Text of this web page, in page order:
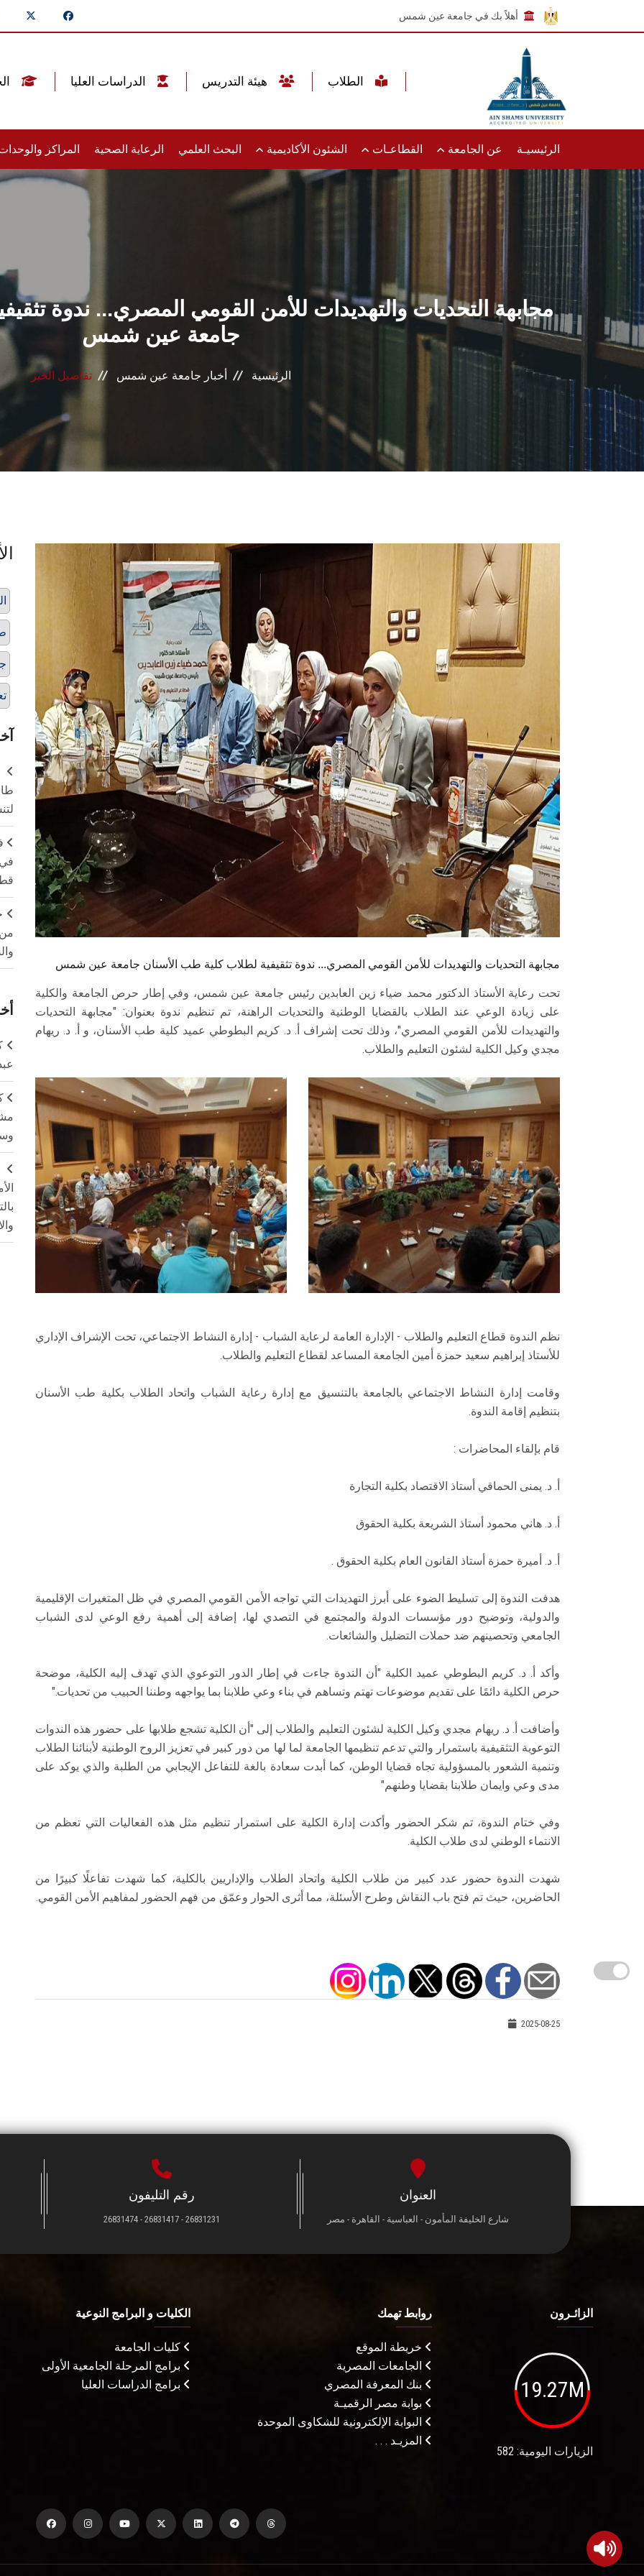
أهلاً بك في جامعة عين شمس
الرئيسيـة عن الجامعة القطاعـات الشئون الأكاديمية البحث العلمي الرعاية الصحية المراكز
مجابهة التحديات والتهديدات للأمن القومي المصري... ندوة
جامعة عين شمس
الرئيسية أخبار جامعة عين شمس تفاصيل الخبر
مجابهة التحديات والتهديدات للأمن القومي المصري... ندوة تثقيفية لطلاب كلية طب الأسنان جامعة عين شمس
تحت رعاية الأستاذ الدكتور محمد ضياء زين العابدين رئيس جامعة عين شمس، وفي إطار حرص الجامعة والكلية
على زيادة الوعي عند الطلاب بالقضايا الوطنية والتحديات الراهنة، تم تنظيم ندوة بعنوان: "مجابهة التحديات
والتهديدات للأمن القومي المصري"، وذلك تحت إشراف أ. د. كريم البطوطي عميد كلية طب الأسنان، و أ. د. ريهام
مجدي وكيل الكلية لشئون التعليم والطلاب.
نظم الندوة قطاع التعليم والطلاب - الإدارة العامة لرعاية الشباب - إدارة النشاط الاجتماعي، تحت الإشراف الإداري
للأستاذ إبراهيم سعيد حمزة أمين الجامعة المساعد لقطاع التعليم والطلاب.
وقامت إدارة النشاط الاجتماعي بالجامعة بالتنسيق مع إدارة رعاية الشباب واتحاد الطلاب بكلية طب الأسنان
بتنظيم إقامة الندوة.
قام بإلقاء المحاضرات :
أ. د. يمنى الحماقي أستاذ الاقتصاد بكلية التجارة
أ. د. هاني محمود أستاذ الشريعة بكلية الحقوق
أ. د. أميرة حمزة أستاذ القانون العام بكلية الحقوق .
هدفت الندوة إلى تسليط الضوء على أبرز التهديدات التي تواجه الأمن القومي المصري في ظل المتغيرات الإقليمية
والدولية، وتوضيح دور مؤسسات الدولة والمجتمع في التصدي لها، إضافة إلى أهمية رفع الوعي لدى الشباب
الجامعي وتحصينهم ضد حملات التضليل والشائعات.
وأكد أ. د. كريم البطوطي عميد الكلية "أن الندوة جاءت في إطار الدور التوعوي الذي تهدف إليه الكلية، موضحة
حرص الكلية دائمًا على تقديم موضوعات تهتم وتساهم في بناء وعي طلابنا بما يواجهه وطننا الحبيب من تحديات."
وأضافت أ. د. ريهام مجدي وكيل الكلية لشئون التعليم والطلاب إلى "أن الكلية تشجع طلابها على حضور هذه الندوات
التوعوية التثقيفية باستمرار والتي تدعم تنظيمها الجامعة لما لها من دور كبير في تعزيز الروح الوطنية لأبنائنا الطلاب
وتنمية الشعور بالمسؤولية تجاه قضايا الوطن، كما أبدت سعادة بالغة للتفاعل الإيجابي من الطلبة والذي يوكد على
مدى وعي وايمان طلابنا بقضايا وطنهم"
وفي ختام الندوة، تم شكر الحضور وأكدت إدارة الكلية على استمرار تنظيم مثل هذه الفعاليات التي تعظم من
الانتماء الوطني لدى طلاب الكلية.
شهدت الندوة حضور عدد كبير من طلاب الكلية واتحاد الطلاب والإداريين بالكلية، كما شهدت تفاعلًا كبيرًا من
الحاضرين، حيث تم فتح باب النقاش وطرح الأسئلة، مما أثرى الحوار وعمّق من فهم الحضور لمفاهيم الأمن القومي.
2025-08-25
العنوان
شارع الخليفة المأمون - العباسية - القاهرة - مصر
رقم التليفون
26831231 - 26831417 - 26831474
الزائـرون
19.27M
الزيارات اليومية: 582
روابط تهمك
خريطة الموقع
الجامعات المصرية
بنك المعرفة المصري
بوابة مصر الرقميـة
البوابة الإلكترونية للشكاوى الموحدة
المزيـد . . .
الكليات و البرامج النوعية
كليات الجامعة
برامج المرحلة الجامعية الأولى
برامج الدراسات العليا